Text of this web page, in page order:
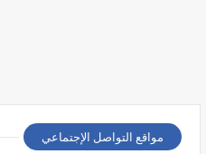
مواقع التواصل الإجتماعي